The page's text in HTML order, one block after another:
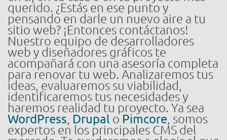
querido. ¿Estás en ese punto y
pensando en darle un nuevo aire a tu
sitio web? ¡Entonces contáctanos!
Nuestro equipo de desarrolladores
web y diseñadores gráficos te
acompañará con una asesoría completa
para renovar tu web. Analizaremos tus
ideas, evaluaremos su viabilidad,
identificaremos tus necesidades y
haremos realidad tu proyecto. Ya sea
WordPress, Drupal o Pimcore, somos
expertos en los principales CMS del